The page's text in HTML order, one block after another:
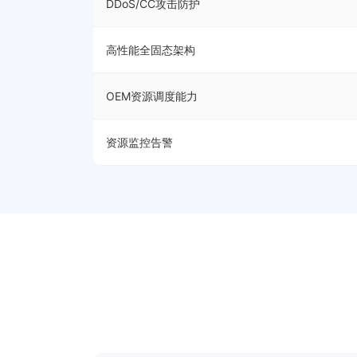
DDoS/CC攻击防护
高性能全固态架构
OEM资源调度能力
资源监控告警